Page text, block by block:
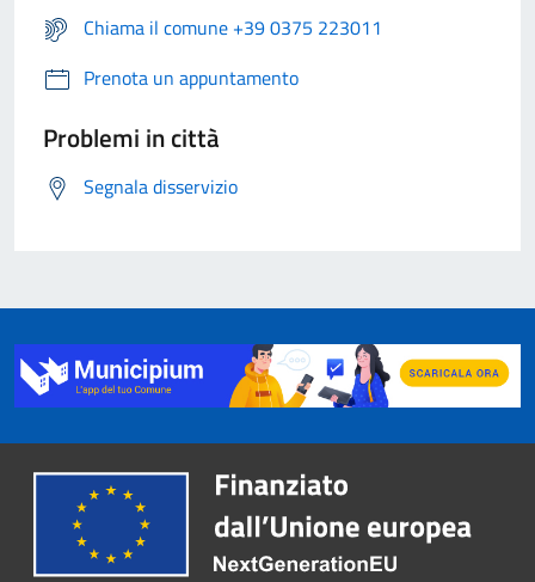
Chiama il comune +39 0375 223011
Prenota un appuntamento
Problemi in città
Segnala disservizio